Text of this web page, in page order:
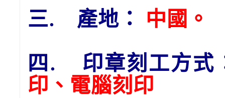
三. 產地： 中國。
四. 印章刻工方式
印、電腦刻印